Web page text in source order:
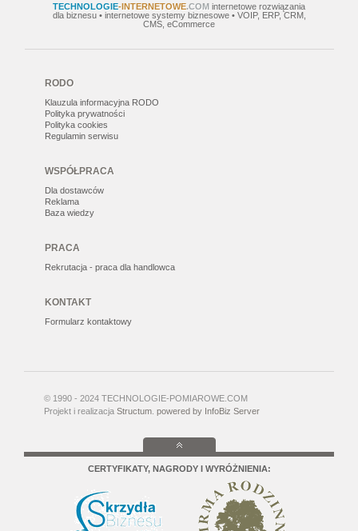
TECHNOLOGIE-INTERNETOWE.COM internetowe rozwiązania
dla biznesu • internetowe systemy biznesowe • VOIP, ERP, CRM,
CMS, eCommerce
RODO
Klauzula informacyjna RODO
Polityka prywatności
Polityka cookies
Regulamin serwisu
WSPÓŁPRACA
Dla dostawców
Reklama
Baza wiedzy
PRACA
Rekrutacja - praca dla handlowca
KONTAKT
Formularz kontaktowy
© 1990 - 2024 TECHNOLOGIE-POMIAROWE.COM
Projekt i realizacja Structum powered by InfoBiz Server
CERTYFIKATY, NAGRODY I WYRÓŻNIENIA: